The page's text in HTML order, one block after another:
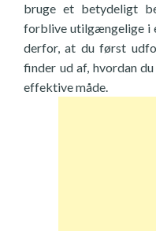
bruge et betydeligt
forblive utilgængelige i
derfor, at du først
finder ud af, hvordan
effektive måde.